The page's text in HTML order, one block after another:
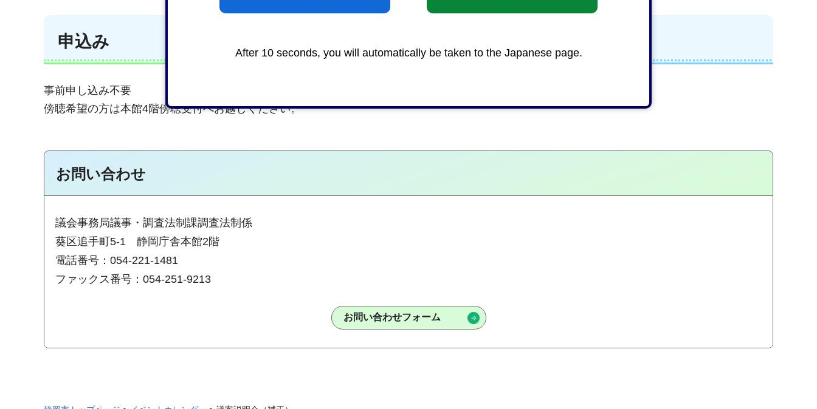
After 10 seconds, you will automatically be taken to the Japanese page.
申込み
事前申し込み不要
傍聴希望の方は本館4階傍聴受付へお越しください。
お問い合わせ
議会事務局議事・調査法制課調査法制係
葵区追手町5-1 静岡庁舎本館2階
電話番号：054-221-1481
ファックス番号：054-251-9213